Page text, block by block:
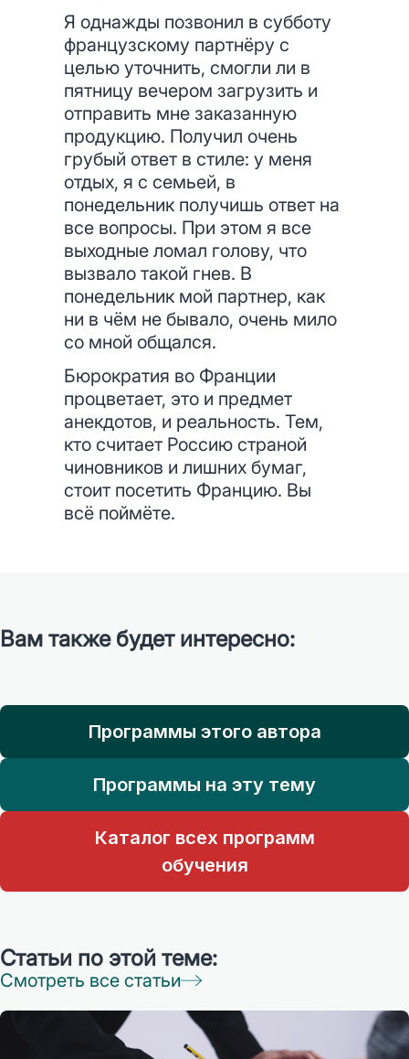
Я однажды позвонил в субботу
французскому партнёру с
целью уточнить, смогли ли в
пятницу вечером загрузить и
отправить мне заказанную
продукцию. Получил очень
грубый ответ в стиле: у меня
отдых, я с семьей, в
понедельник получишь ответ на
все вопросы. При этом я все
выходные ломал голову, что
вызвало такой гнев. В
понедельник мой партнер, как
ни в чём не бывало, очень мило
со мной общался.
Бюрократия во Франции
процветает, это и предмет
анекдотов, и реальность. Тем,
кто считает Россию страной
чиновников и лишних бумаг,
стоит посетить Францию. Вы
всё поймёте.
Вам также будет интересно:
Программы этого автора
Программы на эту тему
Каталог всех программ
обучения
Статьи по этой теме:
Смотреть все статьи